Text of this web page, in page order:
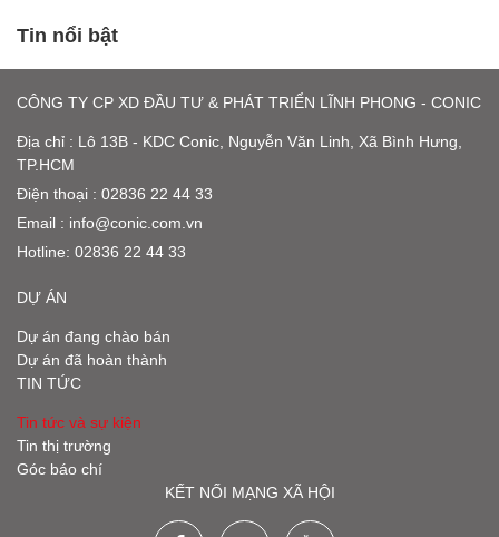
Tin nổi bật
CÔNG TY CP XD ĐẦU TƯ & PHÁT TRIỂN LĨNH PHONG - CONIC
Địa chỉ : Lô 13B - KDC Conic, Nguyễn Văn Linh, Xã Bình Hưng,
TP.HCM
Điện thoại : 02836 22 44 33
Email : info@conic.com.vn
Hotline: 02836 22 44 33
DỰ ÁN
Dự án đang chào bán
Dự án đã hoàn thành
TIN TỨC
Tin tức và sự kiện
Tin thị trường
Góc báo chí
KẾT NỐI MẠNG XÃ HỘI